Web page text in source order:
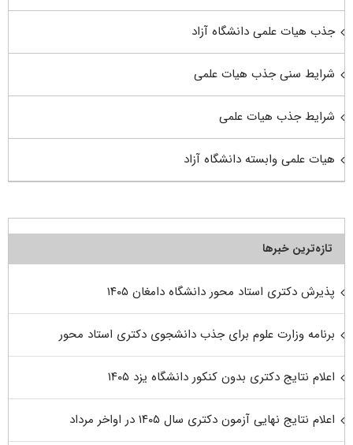
جذب هیات علمی دانشگاه آزاد
شرایط سنی جذب هیات علمی
شرایط جذب هیات علمی
هیات علمی وابسته دانشگاه آزاد
تازه‌ترین خبرها
پذیرش دکتری استاد محور دانشگاه دامغان ۱۴۰۵
برنامه وزارت علوم برای جذب دانشجوی دکتری استاد محور
اعلام نتایج دکتری بدون کنکور دانشگاه یزد ۱۴۰۵
اعلام نتایج نهایی آزمون دکتری سال ۱۴۰۵ در اواخر مرداد